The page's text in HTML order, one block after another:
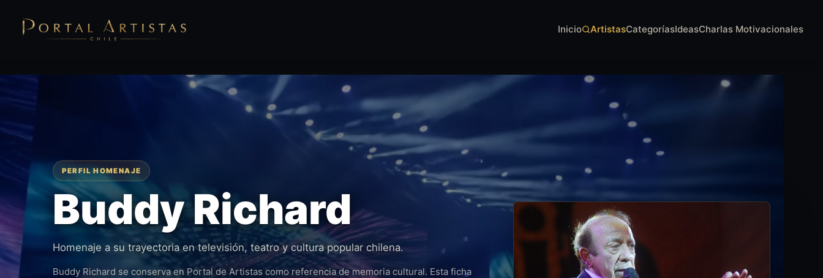
Inicio ArtistasCategoríasIdeasCharlas Motivacionales
PERFIL HOMENAJE
Buddy Richard
Homenaje a su trayectoria en televisión, teatro y cultura popular chilena.
Buddy Richard se conserva en Portal de Artistas como referencia de memoria cultural. Esta ficha